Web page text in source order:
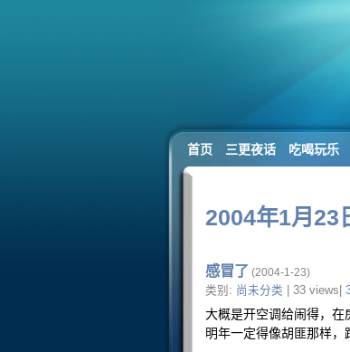
首页 三更夜话 吃喝玩乐
2004年1月23
感冒了 (2004-1-23)
类别: 尚未分类 | 33 views|
大概是开空调给闹得，在
明年一定得像胡匪那样，